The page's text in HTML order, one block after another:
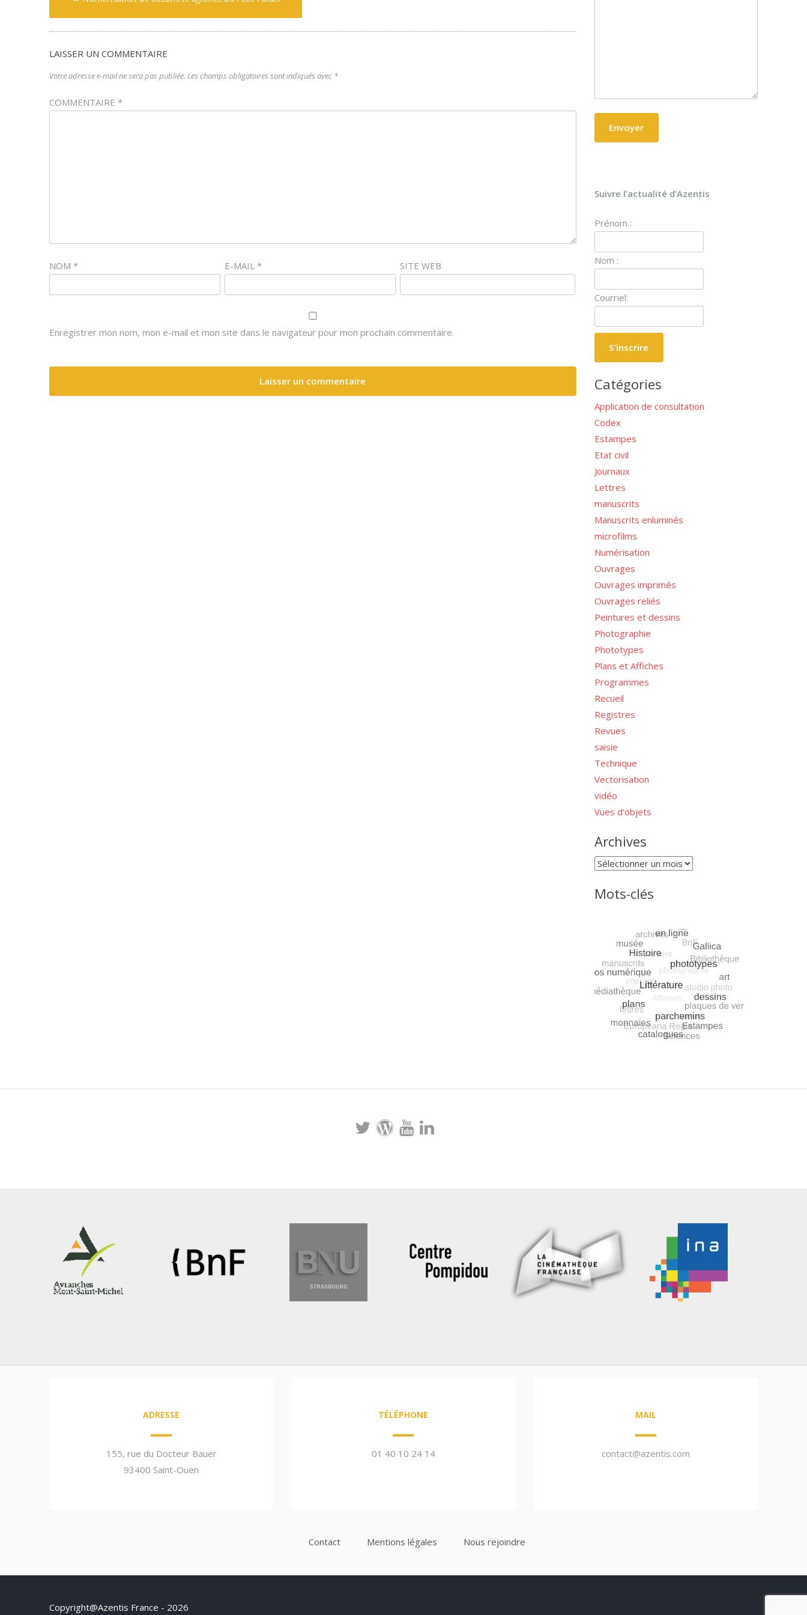
navigation
LAISSER UN COMMENTAIRE
Votre adresse e-mail ne sera pas publiée. Les champs obligatoires sont indiqués avec *
COMMENTAIRE *
NOM * E-MAIL* SITE WEB
Enregistrer mon nom, mon e-mail et mon site dans le navigateur pour mon prochain commentaire.
Suivre l’actualité d’Azentis
Prénom :
Nom :
Courriel:
Catégories
Application de consultation
Codex
Estampes
Etat civil
Journaux
Lettres
manuscrits
Manuscrits enluminés
microfilms
Numérisation
Ouvrages
Ouvrages imprimés
Ouvrages reliés
Peintures et dessins
Photographie
Phototypes
Plans et Affiches
Programmes
Recueil
Registres
Revues
saisie
Technique
Vectorisation
vidéo
Vues d'objets
Archives
Archives
Mots-clés
ADRESSE
155, rue du Docteur Bauer
93400 Saint-Ouen
TÉLÉPHONE
01 40 10 24 14
MAIL
contact@azentis.com
Contact Mentions légales Nous rejoindre
Copyright@Azentis France - 2026